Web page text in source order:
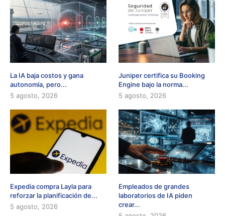
La IA baja costos y gana
autonomía, pero...
5 agosto, 2026
Juniper certifica su Booking
Engine bajo la norma...
5 agosto, 2026
Expedia compra Layla para
reforzar la planificación de...
5 agosto, 2026
Empleados de grandes
laboratorios de IA piden
crear...